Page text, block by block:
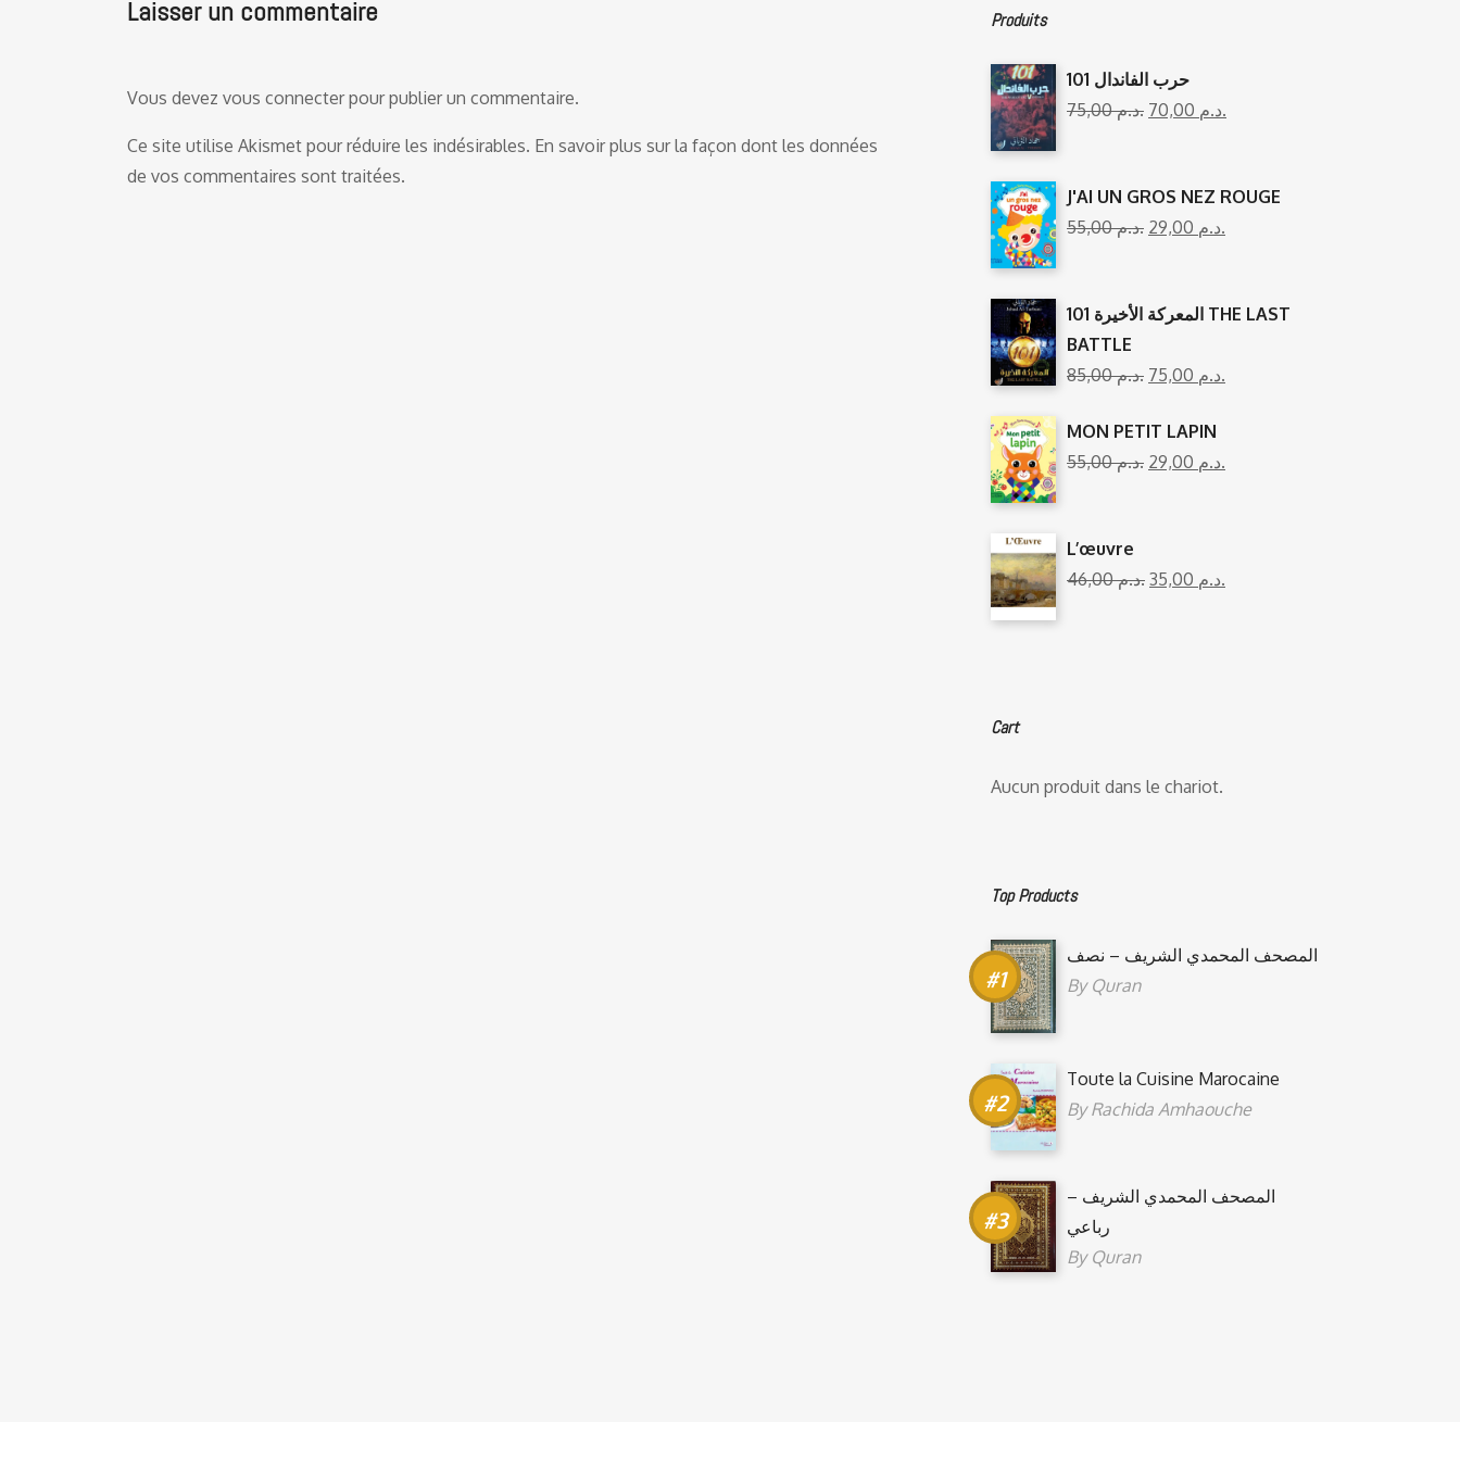
Laisser un commentaire
Vous devez vous connecterpour publier un commentaire.
Ce site utilise Akismet pour réduire les indésirables. En savoir plus sur la façon dont les données
de vos commentaires sont traitées.
Produits
101 حرب الفاندال
75,00
د.م. 70,00 د.م.
J'AI UN GROS NEZ ROUGE
55,00
د.م. 29,00 د.م.
المعركة الأخيرة 101 THE LAST
BATTLE
85,00
د.م. 75,00 د.م.
MON PETIT LAPIN
55,00
د.م. 29,00 د.م.
L’œuvre
46,00
د.م. 35,00 د.م.
Cart
Aucun produit dans le chariot.
Top Products
المصحف المحمدي الشريف – نصف
By Quran
Toute la Cuisine Marocaine
ByRachida Amhaouche
المصحف المحمدي الشريف –
رباعي
By Quran